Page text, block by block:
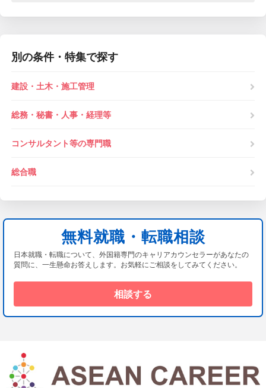
別の条件・特集で探す
建設・土木・施工管理
総務・秘書・人事・経理等
コンサルタント等の専門職
総合職
無料就職・転職相談
日本就職・転職について、外国籍専門のキャリアカウンセラーがあなたの
質問に、一生懸命お答えします。お気軽にご相談をしてみてください。
相談する